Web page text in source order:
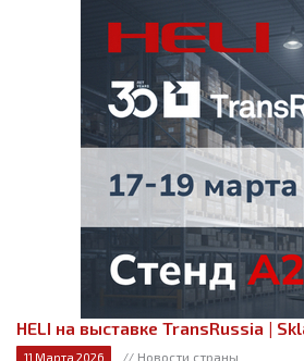
HELI на выставке TransRussia |
11 Марта 2026 // Новости страны